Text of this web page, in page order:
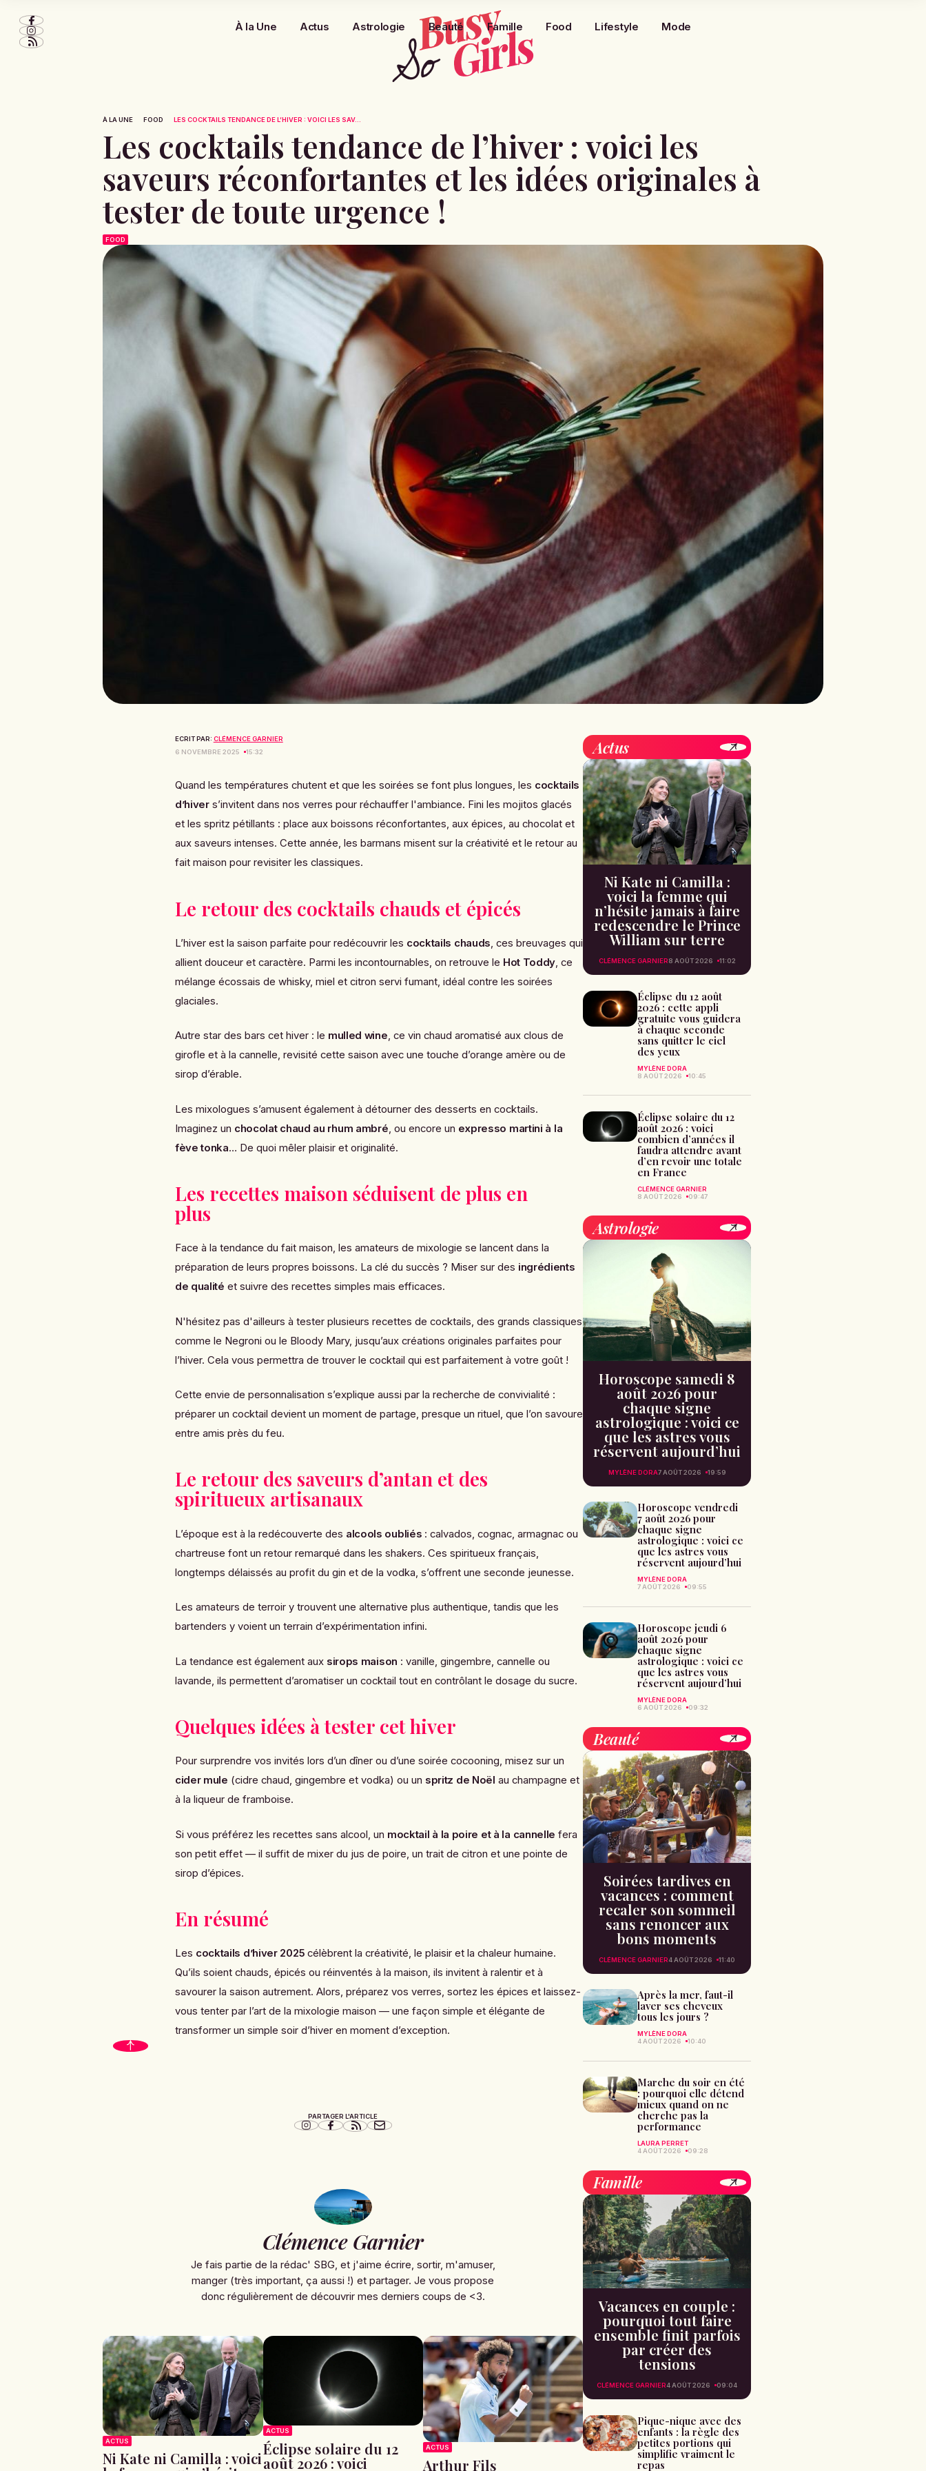
À la Une Actus Astrologie Beauté Famille Food Lifestyle Mode
À LA UNE FOOD LES COCKTAILS TENDANCE DE L’HIVER : VOICI LES SAV...
Les cocktails tendance de l’hiver : voici les
saveurs réconfortantes et les idées originales à
tester de toute urgence !
FOOD
ECRIT PAR: CLÉMENCE GARNIER
6 NOVEMBRE 2025
15:32
Quand les températures chutent et que les soirées se font plus longues, les cocktails
d’hivers’invitent dans nos verres pour réchauffer l'ambiance. Fini les mojitos glacés
et les spritz pétillants : place aux boissons réconfortantes, aux épices, au chocolat et
aux saveurs intenses. Cette année, les barmans misent sur la créativité et le retour au
fait maison pour revisiter les classiques.
Le retour des cocktails chauds et épicés
L’hiver est la saison parfaite pour redécouvrir les cocktails chauds, ces breuvages qui
allient douceur et caractère. Parmi les incontournables, on retrouve le Hot Toddy, ce
mélange écossais de whisky, miel et citron servi fumant, idéal contre les soirées
glaciales.
Autre star des bars cet hiver : le mulled wine, ce vin chaud aromatisé aux clous de
girofle et à la cannelle, revisité cette saison avec une touche d’orange amère ou de
sirop d’érable.
Les mixologues s’amusent également à détourner des desserts en cocktails.
Imaginez un chocolat chaud au rhum ambré, ou encore un expresso martini à la
fève tonka… De quoi mêler plaisir et originalité.
Les recettes maison séduisent de plus en
plus
Face à la tendance du fait maison, les amateurs de mixologie se lancent dans la
préparation de leurs propres boissons. La clé du succès ? Miser sur des ingrédients
de qualité et suivre des recettes simples mais efficaces.
N'hésitez pas d'ailleurs à tester plusieurs recettes de cocktails, des grands classiques
comme le Negroni ou le Bloody Mary, jusqu’aux créations originales parfaites pour
l’hiver. Cela vous permettra de trouver le cocktail qui est parfaitement à votre goût !
Cette envie de personnalisation s’explique aussi par la recherche de convivialité :
préparer un cocktail devient un moment de partage, presque un rituel, que l’on savoure
entre amis près du feu.
Le retour des saveurs d’antan et des
spiritueux artisanaux
L’époque est à la redécouverte des alcools oubliés : calvados, cognac, armagnac ou
chartreuse font un retour remarqué dans les shakers. Ces spiritueux français,
longtemps délaissés au profit du gin et de la vodka, s’offrent une seconde jeunesse.
Les amateurs de terroir y trouvent une alternative plus authentique, tandis que les
bartenders y voient un terrain d’expérimentation infini.
La tendance est également aux sirops maison : vanille, gingembre, cannelle ou
lavande, ils permettent d’aromatiser un cocktail tout en contrôlant le dosage du sucre.
Quelques idées à tester cet hiver
Pour surprendre vos invités lors d’un dîner ou d’une soirée cocooning, misez sur un
cider mule (cidre chaud, gingembre et vodka) ou un spritz de Noël au champagne et
à la liqueur de framboise.
Si vous préférez les recettes sans alcool, un mocktail à la poire et à la cannelle fera
son petit effet — il suffit de mixer du jus de poire, un trait de citron et une pointe de
sirop d’épices.
En résumé
Les cocktails d’hiver 2025 célèbrent la créativité, le plaisir et la chaleur humaine.
Qu’ils soient chauds, épicés ou réinventés à la maison, ils invitent à ralentir et à
savourer la saison autrement. Alors, préparez vos verres, sortez les épices et laissez-
vous tenter par l’art de la mixologie maison — une façon simple et élégante de
transformer un simple soir d’hiver en moment d’exception.
PARTAGER L'ARTICLE
Clémence Garnier
Je fais partie de la rédac' SBG, et j'aime écrire, sortir, m'amuser,
manger (très important, ça aussi !) et partager. Je vous propose
donc régulièrement de découvrir mes derniers coups de <3.
ACTUS
Ni Kate ni Camilla : voici
ACTUS
Éclipse solaire du 12
août 2026 : voici
ACTUS
Arthur Fils
Actus
Ni Kate ni Camilla :
voici la femme qui
n’hésite jamais à faire
redescendre le Prince
William sur terre
CLÉMENCE GARNIER8 AOÛT 2026 11:02
Éclipse du 12 août
2026 : cette appli
gratuite vous guidera
à chaque seconde
sans quitter le ciel
des yeux
MYLÈNE DORA
8 AOÛT 2026
10:45
Éclipse solaire du 12
août 2026 : voici
combien d’années il
faudra attendre avant
d’en revoir une totale
en France
CLÉMENCE GARNIER
8 AOÛT 2026
09:47
Astrologie
Horoscope samedi 8
août 2026 pour
chaque signe
astrologique : voici ce
que les astres vous
réservent aujourd’hui
MYLÈNE DORA7 AOÛT 2026 19:59
Horoscope vendredi
7 août 2026 pour
chaque signe
astrologique : voici ce
que les astres vous
réservent aujourd’hui
MYLÈNE DORA
7 AOÛT 2026
09:55
Horoscope jeudi 6
août 2026 pour
chaque signe
astrologique : voici ce
que les astres vous
réservent aujourd’hui
MYLÈNE DORA
6 AOÛT 2026
09:32
Beauté
Soirées tardives en
vacances : comment
recaler son sommeil
sans renoncer aux
bons moments
CLÉMENCE GARNIER4 AOÛT 2026 11:40
Après la mer, faut-il
laver ses cheveux
tous les jours ?
MYLÈNE DORA
4 AOÛT 2026
10:40
Marche du soir en été
: pourquoi elle détend
mieux quand on ne
cherche pas la
performance
LAURA PERRET
4 AOÛT 2026
09:28
Famille
Vacances en couple :
pourquoi tout faire
ensemble finit parfois
par créer des
tensions
CLÉMENCE GARNIER4 AOÛT 2026 09:04
Pique-nique avec des
enfants : la règle des
petites portions qui
simplifie vraiment le
repas